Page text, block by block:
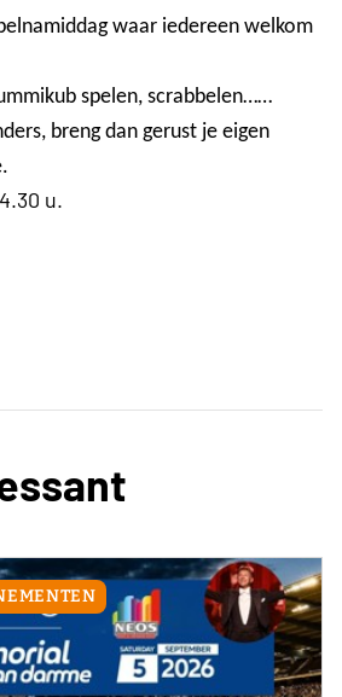
waar iedereen welkom
spelen, scrabbelen……
breng dan gerust je eigen
u.